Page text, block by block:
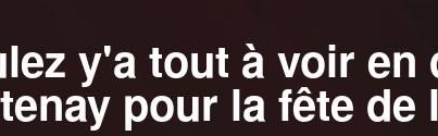
y'a tout à voir en
pour la fête de